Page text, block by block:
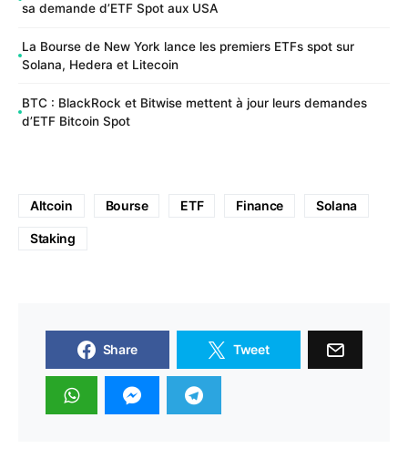
sa demande d’ETF Spot aux USA
La Bourse de New York lance les premiers ETFs spot sur
Solana, Hedera et Litecoin
BTC : BlackRock et Bitwise mettent à jour leurs demandes
d’ETF Bitcoin Spot
Altcoin Bourse ETF Finance Solana
Staking
Share Tweet